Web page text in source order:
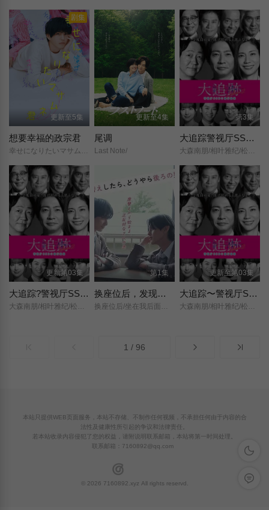
剧集
更新至5集
想要幸福的政宗君
幸せになりたいマサムネ君/
更新至4集
尾调
Last Note/
第3集
大追踪警视厅SSBC强行犯系第二季
大森南朋/相叶雅纪/松下奈绪/
更新第03集
大追踪?警视厅SSBC强行犯系? 第二季
大森南朋/相叶雅纪/松下奈绪/
第1集
换座位后，发现身后的男生好像喜欢我
换座位后/坐在我后面的男生好像喜欢我/After Moving Seats/ The Boy Behind Me Has A Crush On Me/ย้ายที่นั่งทั้งที ไหงผู้ชายที่นั่งข้างหลังมาชอบผมได้ล่ะ/
更新至第03集
大追踪〜警视厅SSBC强行犯系〜第二季
大森南朋/相叶雅纪/松下奈绪/
1 / 96
深色模
留言反
本站只提供WEB页面服务，本站不存储、不制作任何视频，不承担任何由于内容的合
法性及健康性所引起的争议和法律责任。
若本站收录内容侵犯了您的权益，请附说明联系邮箱，本站将第一时间处理。
联系邮箱： 7160892@qq.com
© 2026 7160892.xyz All rights reservd.